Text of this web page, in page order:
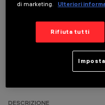
DATI TECNICI
di marketing.
Ulteriori
Rifiuta tutti